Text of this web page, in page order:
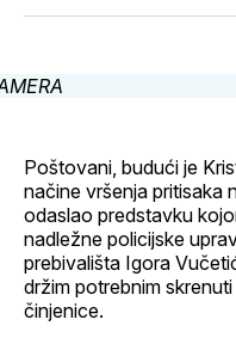
Poštovani, budući je
načine vršenja pritisaka
odaslao predstavku
nadležne policijske
prebivališta Igora
držim potrebnim
činjenice.